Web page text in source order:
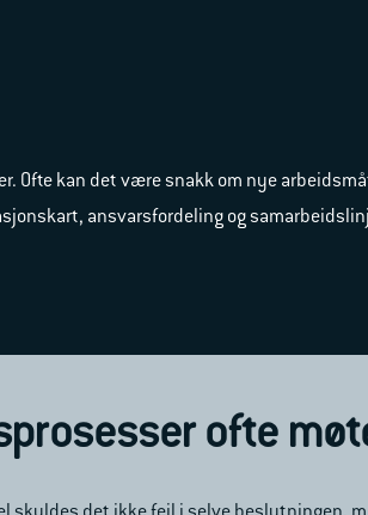
Ofte kan det være snakk om nye
ansvarsfordeling og
ofte